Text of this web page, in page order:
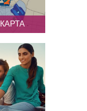
Абу-
может